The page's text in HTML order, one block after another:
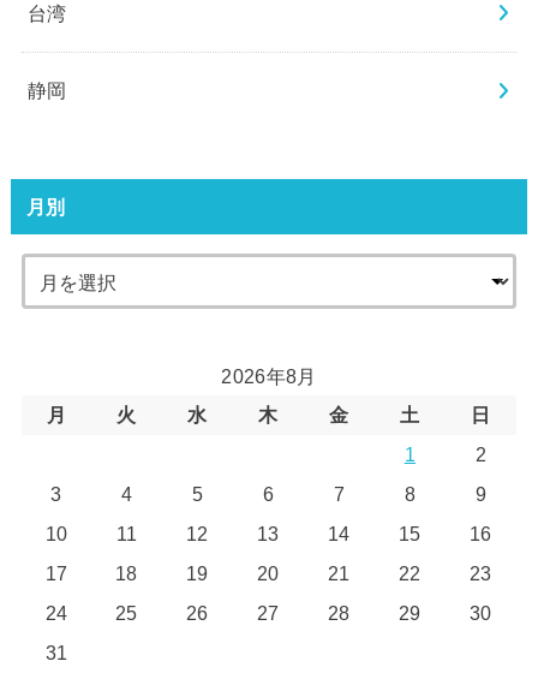
台湾
静岡
月別
2026年8月
月
火 水 木 金 土
日
1
2
3
4 5 6 7 8
9
10
11 12 13 14 15
16
17
18 19 20 21 22
23
24
25 26 27 28 29
30
31